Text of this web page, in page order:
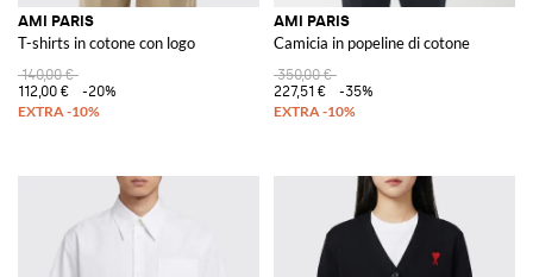
AMI PARIS
T-shirts in cotone con logo
140,00 €
112,00 €
-20%
AMI PARIS
Camicia in popeline di cotone
350,00 €
227,51 €
-35%